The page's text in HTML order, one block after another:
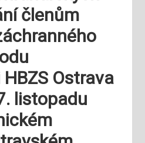
členům
Ostrava
listopadu